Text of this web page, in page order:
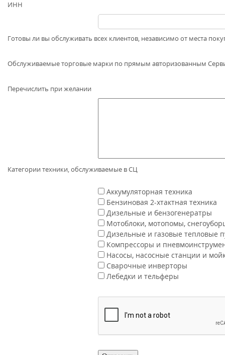
ИНН
Готовы ли вы обслуживать всех клиентов, независимо от места
Обслуживаемые торговые марки по прямым авторизованным
Перечислить при желании
Категории техники, обслуживаемые в СЦ
Аккумуляторная техника
Бензиновая 2-хтактная техника
Дизельные и бензогенератры
Мотоблоки, мотопомы,
Дизельные и газовые тепловые
Компрессоры и
Насосы, насосные станции и
Сварочные инверторы
Лебедки и тельферы